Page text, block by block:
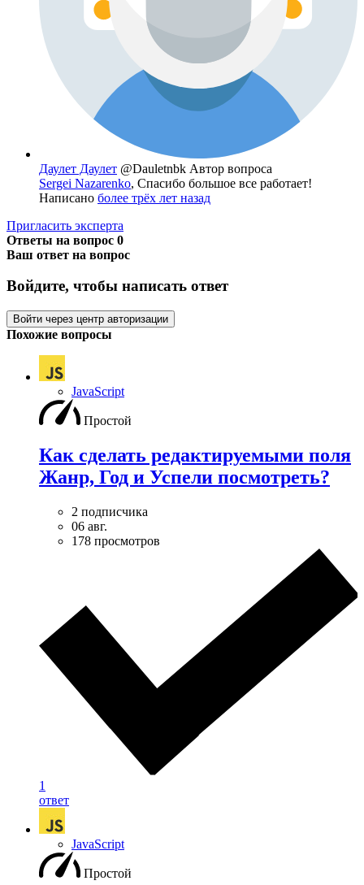
Даулет Даулет @Dauletnbk Автор вопроса
Sergei Nazarenko, Спасибо большое все работает!
Написано более трёх лет назад
Пригласить эксперта
Ответы на вопрос 0
Ваш ответ на вопрос
Войдите, чтобы написать ответ
Войти через центр авторизации
Похожие вопросы
JavaScript
Простой
Как сделать редактируемыми поля
Жанр, Год и Успели посмотреть?
2 подписчика
06 авг.
178 просмотров
1
ответ
JavaScript
Простой